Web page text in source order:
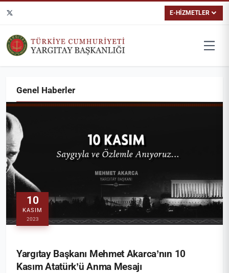
E-HİZMETLER
Genel Haberler
10
KASIM
2023
Yargıtay Başkanı Mehmet Akarca’nın 10
Kasım Atatürk’ü Anma Mesajı